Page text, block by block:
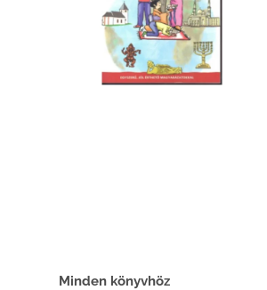
Minden könyvhöz